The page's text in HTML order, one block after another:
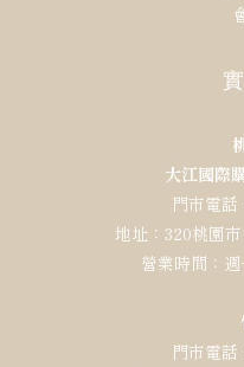
大江國際
門市電
地址：320桃園
營業時間：
門市電話